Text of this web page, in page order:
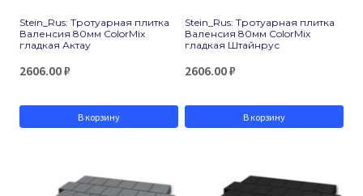
Stein_Rus: Тротуарная плитка
Валенсия 80мм ColorMix
гладкая Актау
2606.00₽
В корзину
Stein_Rus: Тротуарная плитка
Валенсия 80мм ColorMix
гладкая Штайнрус
2606.00₽
В корзину